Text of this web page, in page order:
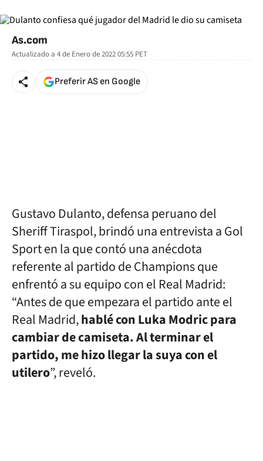
As.com
Actualizado a 4 de Enero de 2022 05:55 PET
Preferir AS en Google
Gustavo Dulanto, defensa peruano del
Sheriff Tiraspol, brindó una entrevista a Gol
Sport en la que contó una anécdota
referente al partido de Champions que
enfrentó a su equipo con el Real Madrid:
“Antes de que empezara el partido ante el
Real Madrid,hablé con Luka Modric para
cambiar de camiseta. Al terminar el
partido, me hizo llegar la suya con el
utilero”, reveló.